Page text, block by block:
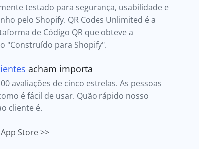
testado para segurança, usabilidade e
pelo Shopify. QR Codes Unlimited é a
de Código QR que obteve a
"Construído para Shopify".
acham importa
avaliações de cinco estrelas. As pessoas
é fácil de usar. Quão rápido nosso
cliente é.
Store >>